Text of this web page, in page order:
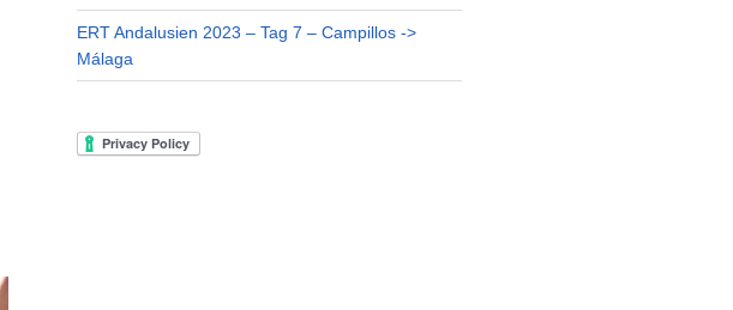
ERT Andalusien 2023 – Tag 7 – Campillos ->
Málaga